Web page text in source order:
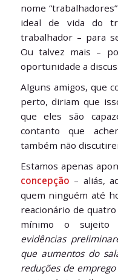
nome
ideal de vida do
trabalhador – para
Ou talvez mais –
oportunidade a
Alguns amigos, que
perto, diriam que
que eles são
contanto que
também não
Estamos apenas
concepção – aliás,
quem ninguém até
reacionário de
mínimo o
evidências
que aumentos do
reduções de